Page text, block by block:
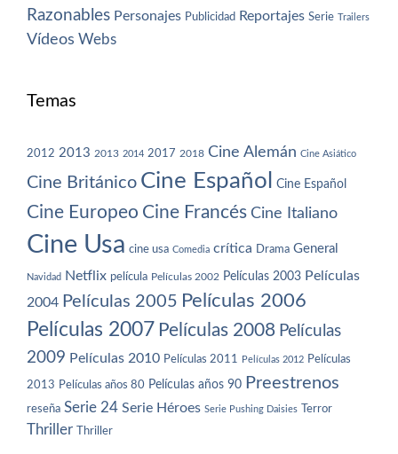
Razonables Personajes Publicidad Reportajes Serie Trailers
Vídeos Webs
Temas
2012 2013 2013 2014 2017 2018 Cine Alemán Cine Asiático
Cine Británico Cine Español Cine Español
Cine Europeo Cine Francés Cine Italiano
Cine Usa cine usa Comedia crítica Drama General
Navidad Netflix película Películas 2002 Películas 2003 Películas
2004 Películas 2005 Películas 2006
Películas 2007 Películas 2008 Películas
2009 Películas 2010 Películas 2011 Películas 2012 Películas
2013 Películas años 80 Películas años 90 Preestrenos
reseña Serie 24 Serie Héroes Serie Pushing Daisies Terror
Thriller Thriller